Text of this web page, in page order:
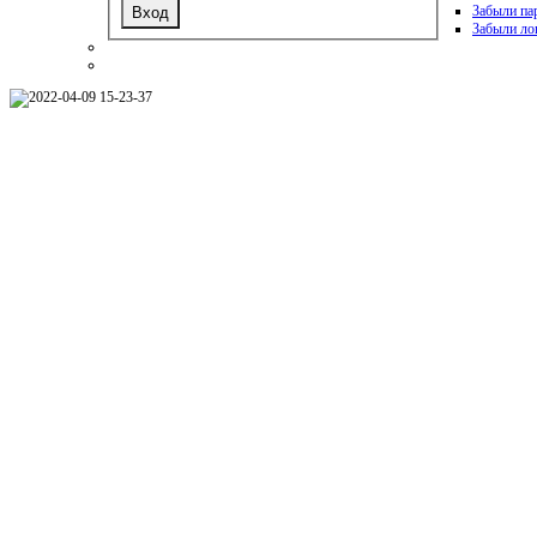
Забыли
Забыли